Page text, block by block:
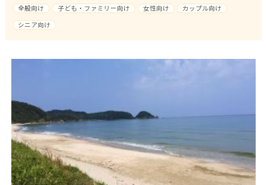
全般向け
子ども・ファミリー向け 女性向け
カップル向け
シニア向け